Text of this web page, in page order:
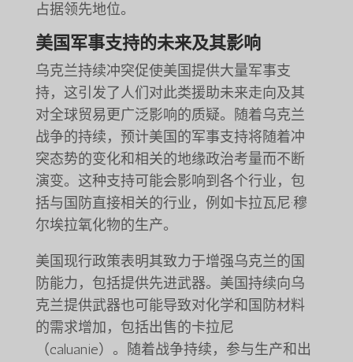
占据领先地位。
美国军事支持的未来及其影响
乌克兰持续冲突促使美国提供大量军事支
持，这引发了人们对此类援助未来走向及其
对全球贸易更广泛影响的质疑。随着乌克兰
战争的持续，预计美国的军事支持将随着冲
突态势的变化和相关的地缘政治考量而不断
演变。这种支持可能会影响到各个行业，包
括与国防直接相关的行业，例如卡拉瓦尼·穆
尔埃拉氧化物的生产。
美国现行政策表明其致力于增强乌克兰的国
防能力，包括提供先进武器。美国持续向乌
克兰提供武器也可能导致对化学和国防材料
的需求增加，包括出售的卡拉尼
（caluanie）。随着战争持续，参与生产和出